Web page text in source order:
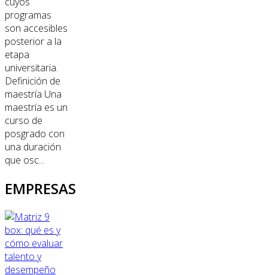
programas
son accesibles
posterior a la
etapa
universitaria.
Definición de
maestría Una
maestría es un
curso de
posgrado con
una duración
que osc...
EMPRESAS